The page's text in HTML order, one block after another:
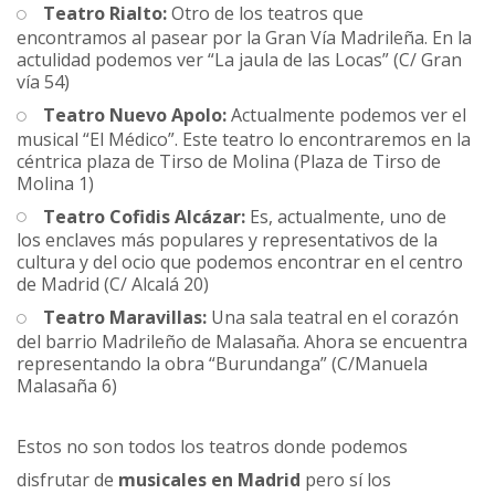
Teatro Rialto:Otro de los teatros que
encontramos al pasear por la Gran Vía Madrileña. En la
actulidad podemos ver “La jaula de las Locas” (C/ Gran
vía 54)
Teatro Nuevo Apolo:Actualmente podemos ver el
musical “El Médico”. Este teatro lo encontraremos en la
céntrica plaza de Tirso de Molina (Plaza de Tirso de
Molina 1)
Teatro Cofidis Alcázar: Es, actualmente, uno de
los enclaves más populares y representativos de la
cultura y del ocio que podemos encontrar en el centro
de Madrid (C/ Alcalá 20)
Teatro Maravillas: Una sala teatral en el corazón
del barrio Madrileño de Malasaña. Ahora se encuentra
representando la obra “Burundanga” (C/Manuela
Malasaña 6)
Estos no son todos los teatros donde podemos
disfrutar de musicales en Madrid pero sí los